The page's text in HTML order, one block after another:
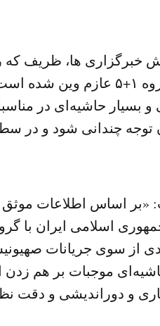
خبرگزاری ها، ظریف
هسته ای با گروه ۱+۵
و بسیار حاشیه‌ای در
توجه چندانی شود و در
اساس اطلاعات موثق
از سوی جریانات
موجبات بر هم زدن
و دوراندیشی و دقت